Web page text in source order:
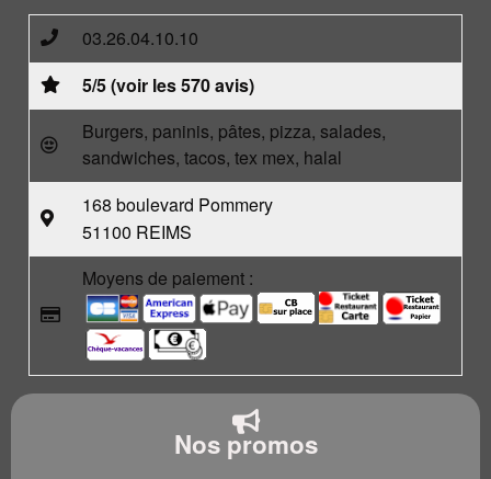
03.26.04.10.10
5/5 (voir les 570 avis)
Burgers, paninis, pâtes, pizza, salades,
sandwiches, tacos, tex mex, halal
168 boulevard Pommery
51100 REIMS
Moyens de paiement :
Nos promos